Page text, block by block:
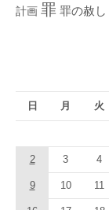
計画 罪 罪の赦し
日 月 火
2 3 4
9 10 11